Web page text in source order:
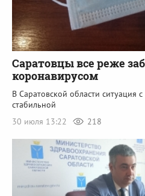
Саратовцы все реже
коронавирусом
В Саратовской области ситуация
стабильной
30 июля 13:22
218